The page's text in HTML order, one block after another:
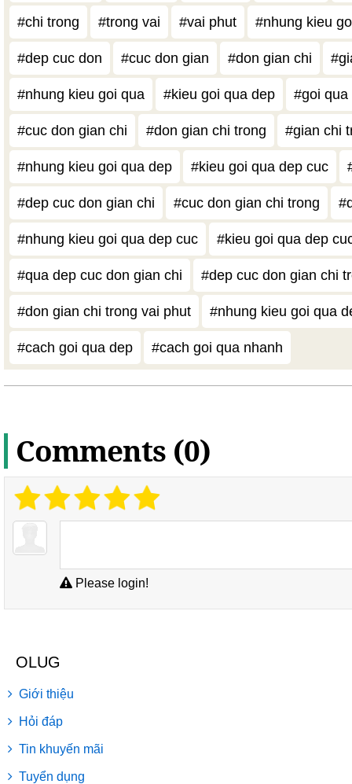
#chi trong #trong vai #vai phut #nhung kieu
#dep cuc don #cuc don gian #don gian chi
#nhung kieu goi qua #kieu goi qua dep #goi qua
#cuc don gian chi #don gian chi trong #gian chi
#nhung kieu goi qua dep #kieu goi qua dep cuc
#dep cuc don gian chi #cuc don gian chi trong
#nhung kieu goi qua dep cuc #kieu goi qua dep
#qua dep cuc don gian chi #dep cuc don gian chi
#don gian chi trong vai phut #nhung kieu goi qua
#cach goi qua dep #cach goi qua nhanh
Comments (0)
Please login!
OLUG
Giới thiệu
Hỏi đáp
Tin khuyến mãi
Tuyển dụng